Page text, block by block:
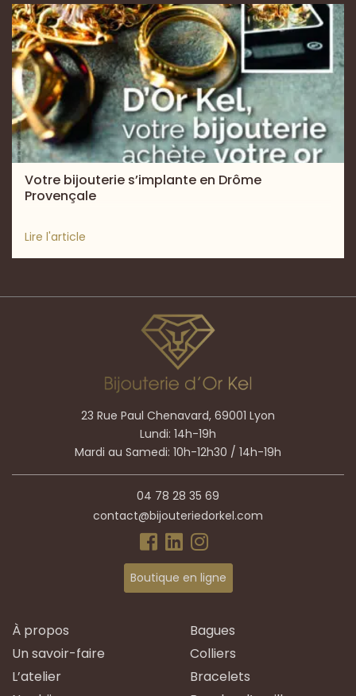
Votre bijouterie s’implante en Drôme
Provençale
Lire l'article
23 Rue Paul Chenavard, 69001 Lyon
Lundi: 14h-19h
Mardi au Samedi: 10h-12h30 / 14h-19h
04 78 28 35 69
contact@bijouteriedorkel.com
Boutique en ligne
À propos
Un savoir-faire
L’atelier
Bagues
Colliers
Bracelets